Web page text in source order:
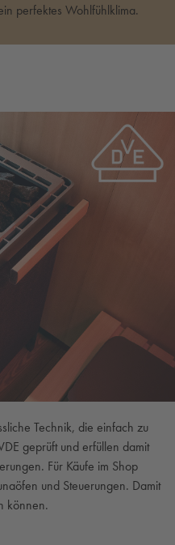
perfektes Wohlfühlklima.
Technik, die einfach zu
geprüft und erfüllen damit
Für Käufe im Shop
und Steuerungen. Damit
können.